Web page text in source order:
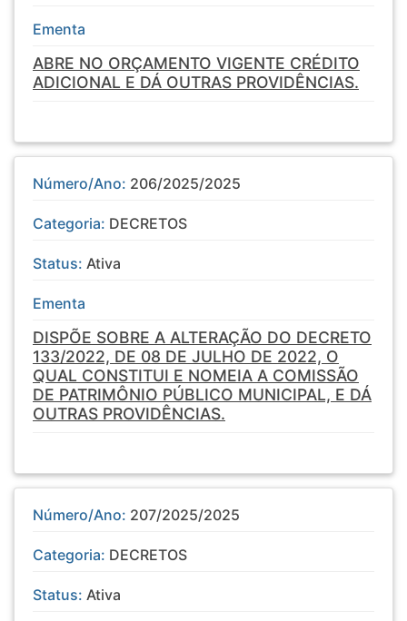
Ementa
ABRE NO ORÇAMENTO VIGENTE CRÉDITO
ADICIONAL E DÁ OUTRAS PROVIDÊNCIAS.
Número/Ano: 206/2025/2025
Categoria: DECRETOS
Status: Ativa
Ementa
DISPÕE SOBRE A ALTERAÇÃO DO DECRETO
133/2022, DE 08 DE JULHO DE 2022, O
QUAL CONSTITUI E NOMEIA A COMISSÃO
DE PATRIMÔNIO PÚBLICO MUNICIPAL, E DÁ
OUTRAS PROVIDÊNCIAS.
Número/Ano: 207/2025/2025
Categoria: DECRETOS
Status: Ativa